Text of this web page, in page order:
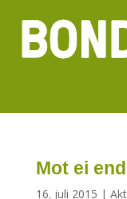
Mot ei
16. juli 2015 |